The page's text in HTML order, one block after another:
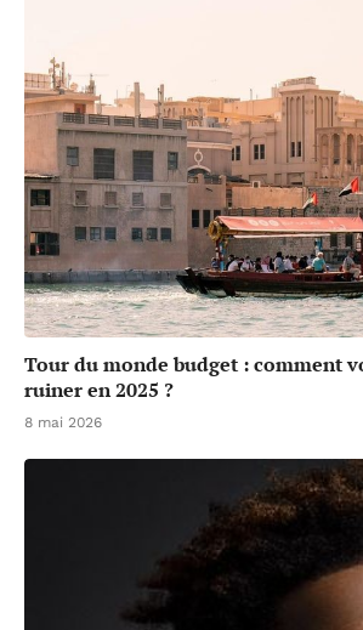
Tour du monde budget : comment
ruiner en 2025 ?
8 mai 2026